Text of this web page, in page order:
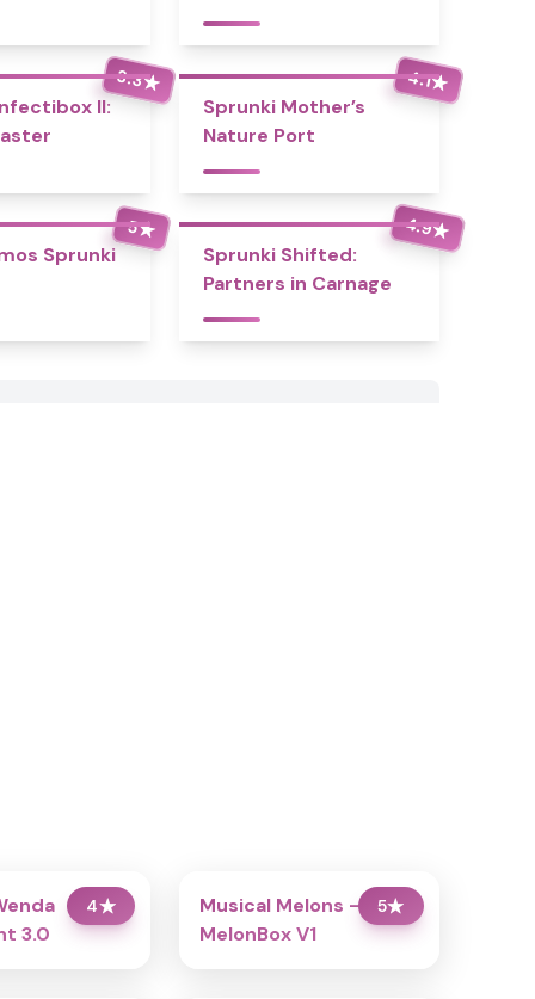
3.3★
II:
4.1★
Sprunki Mother’s
Nature Port
5★
Sprunki
4.9★
Sprunki Shifted:
Partners in Carnage
4★
3.0
5★
Musical Melons –
MelonBox V1